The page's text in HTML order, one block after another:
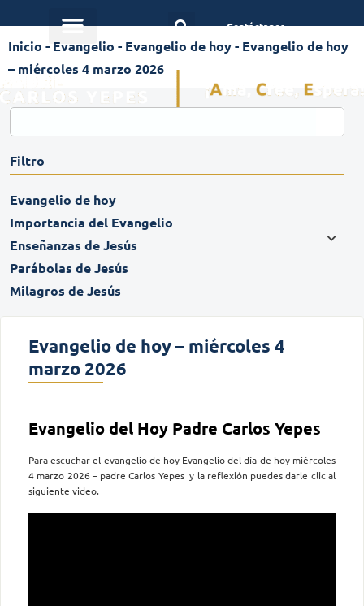
Contáctanos
Inicio - Evangelio - Evangelio de hoy- Evangelio de hoy
– miércoles 4 marzo 2026
Filtro
Evangelio de hoy
Importancia del Evangelio
Enseñanzas de Jesús
Parábolas de Jesús
Milagros de Jesús
Evangelio de hoy – miércoles 4
marzo 2026
Evangelio del Hoy Padre Carlos Yepes
Para escuchar el evangelio de hoy Evangelio del día de hoy miércoles
4 marzo 2026 – padre Carlos Yepes y la reflexión puedes darle clic al
siguiente video.